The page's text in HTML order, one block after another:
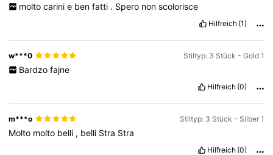
4,82
4,82
molto carini e ben fatti . Spero non scolorisce
Hilfreich (1)
w***0 Stiltyp: 3 Stück - Gold 1
Bardzo fajne
Hilfreich (0)
m***o Stiltyp: 3 Stück - Silber 1
Molto molto belli , belli Stra Stra
Hilfreich (0)